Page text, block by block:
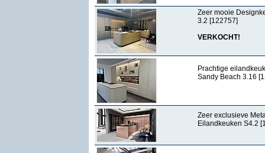
Zeer mooie
3.2 [122757]
VERKOCHT!
Prachtige
Sandy Beach 3.16
Zeer exclusieve
Eilandkeuken S4.2